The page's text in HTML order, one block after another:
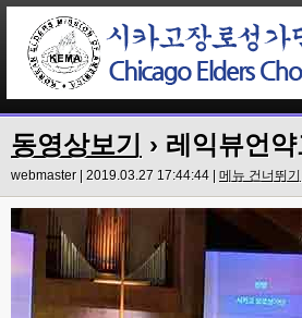
동영상보기 › 레익뷰언
webmaster | 2019.03.27 17:44:44 | 메뉴 건너뛰기